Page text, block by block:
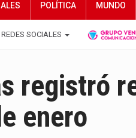
POLÍTICA MUNDO
REDES SOCIALES
registró
enero